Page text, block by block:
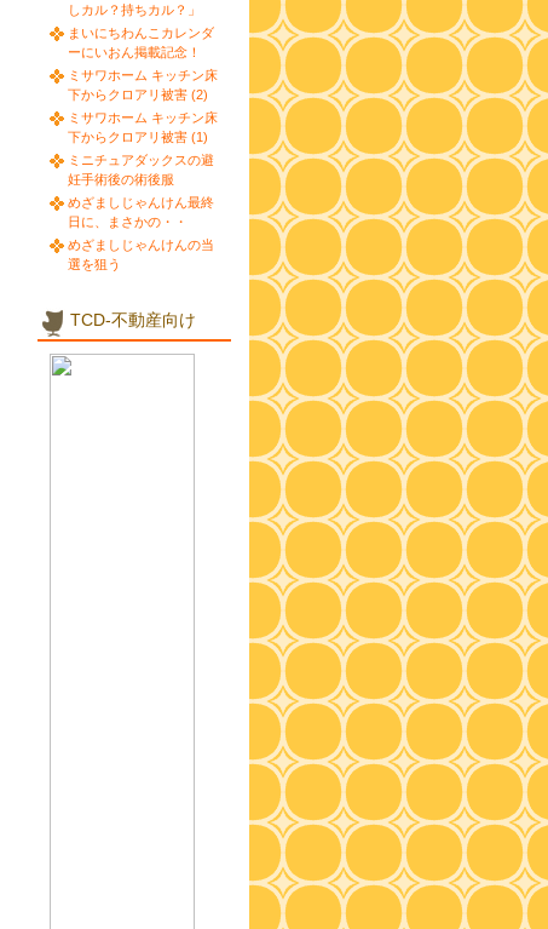
しカル？持ちカル？」
まいにちわんこカレンダ
ーにいおん掲載記念！
ミサワホーム キッチン床
下からクロアリ被害 (2)
ミサワホーム キッチン床
下からクロアリ被害 (1)
ミニチュアダックスの避
妊手術後の術後服
めざましじゃんけん最終
日に、まさかの・・
めざましじゃんけんの当
選を狙う
TCD-不動産向け